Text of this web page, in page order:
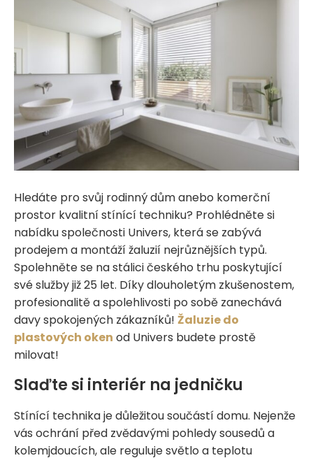
Hledáte pro svůj rodinný dům anebo komerční
prostor kvalitní stínící techniku? Prohlédněte si
nabídku společnosti Univers, která se zabývá
prodejem a montáží žaluzií nejrůznějších typů.
Spolehněte se na stálici českého trhu poskytující
své služby již 25 let. Díky dlouholetým zkušenostem,
profesionalitě a spolehlivosti po sobě zanechává
davy spokojených zákazníků! Žaluzie do
plastových oken od Univers budete prostě
milovat!
Slaďte si interiér na jedničku
Stínící technika je důležitou součástí domu. Nejenže
vás ochrání před zvědavými pohledy sousedů a
kolemjdoucích, ale reguluje světlo a teplotu